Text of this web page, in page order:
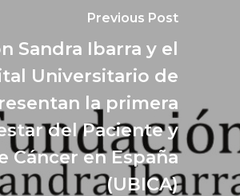
Previous Post
Sandra Ibarra y el
Universitario de
la primera
del Paciente y
Cáncer en España
(UBICA)